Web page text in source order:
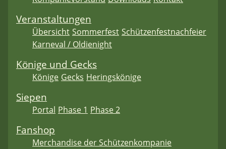
Veranstaltungen
Übersicht Sommerfest Schützenfestnachfeier
Karneval / Oldienight
Könige und Gecks
Könige Gecks Heringskönige
Siepen
Portal Phase 1 Phase 2
Fanshop
Merchandise der Schützenkompanie